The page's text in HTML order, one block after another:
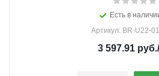
Есть в
Артикул: BR-U22-
3 597.91 руб.